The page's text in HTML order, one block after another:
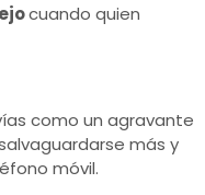
cuando quien
como un agravante
más y
móvil.